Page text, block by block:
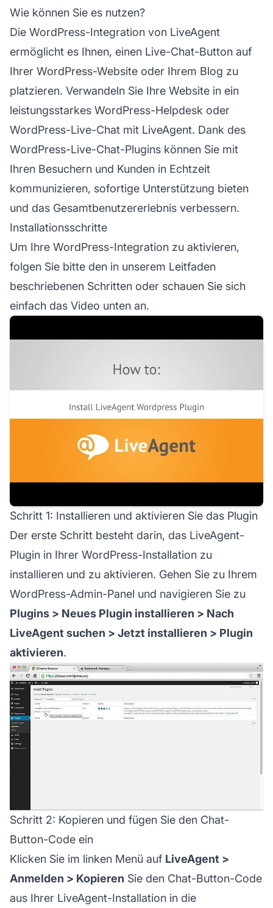
Wie können Sie es nutzen?
Die WordPress-Integration von LiveAgent
ermöglicht es Ihnen, einen Live-Chat-Button auf
Ihrer WordPress-Website oder Ihrem Blog zu
platzieren. Verwandeln Sie Ihre Website in ein
leistungsstarkes WordPress-Helpdesk oder
WordPress-Live-Chat mit LiveAgent. Dank des
WordPress-Live-Chat-Plugins können Sie mit
Ihren Besuchern und Kunden in Echtzeit
kommunizieren, sofortige Unterstützung bieten
und das Gesamtbenutzererlebnis verbessern.
Installationsschritte
Um Ihre WordPress-Integration zu aktivieren,
folgen Sie bitte den in unserem Leitfaden
beschriebenen Schritten oder schauen Sie sich
einfach das Video unten an.
Schritt 1: Installieren und aktivieren Sie das Plugin
Der erste Schritt besteht darin, das LiveAgent-
Plugin in Ihrer WordPress-Installation zu
installieren und zu aktivieren. Gehen Sie zu Ihrem
WordPress-Admin-Panel und navigieren Sie zu
Plugins > Neues Plugin installieren > Nach
LiveAgent suchen > Jetzt installieren > Plugin
aktivieren.
Schritt 2: Kopieren und fügen Sie den Chat-
Button-Code ein
Klicken Sie im linken Menü auf LiveAgent >
Anmelden > Kopieren Sie den Chat-Button-Code
aus Ihrer LiveAgent-Installation in die